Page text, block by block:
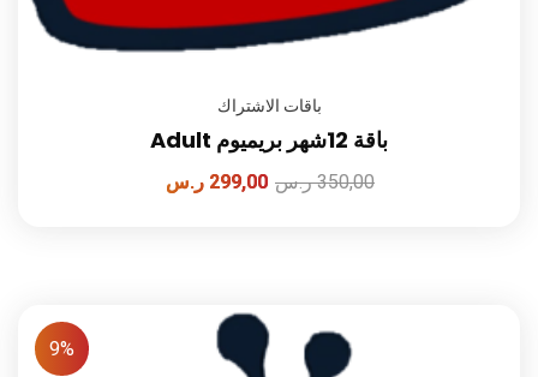
باقات الاشتراك
باقة 12شهر بريميوم Adult
350,00 ر.س 299,00 ر.س
9%